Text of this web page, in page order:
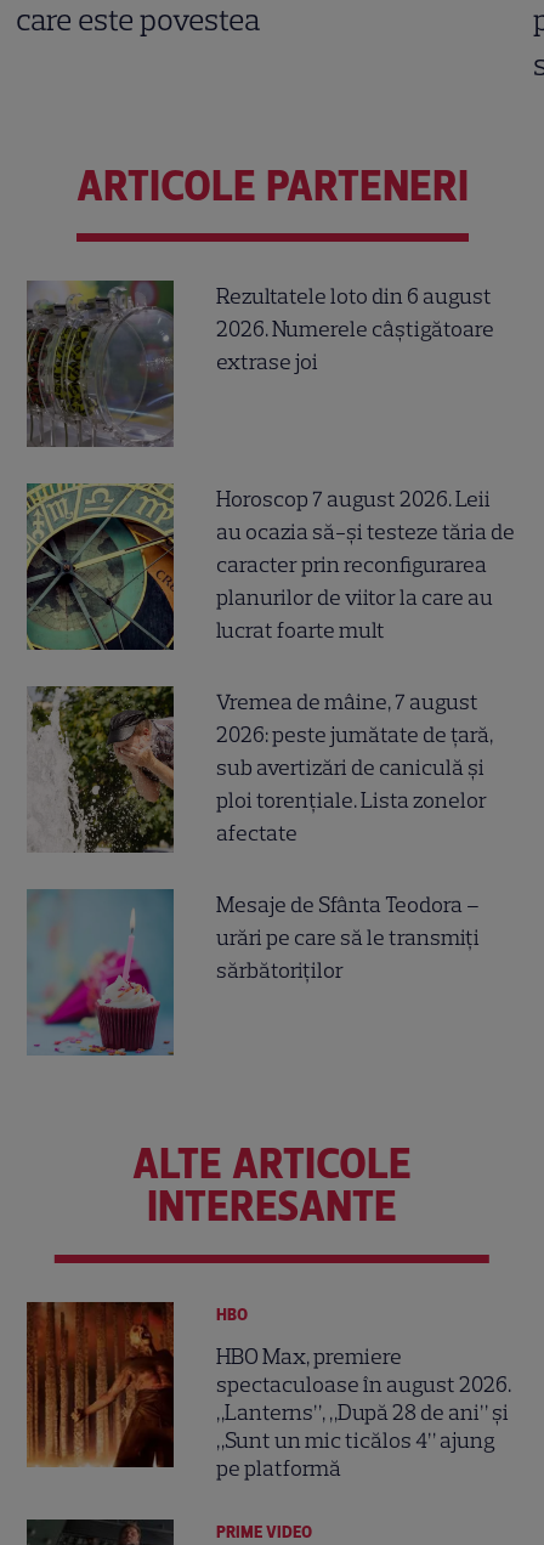
care este povestea
ARTICOLE PARTENERI
Rezultatele loto din 6 august
2026. Numerele câștigătoare
extrase joi
Horoscop 7 august 2026. Leii
au ocazia să-și testeze tăria de
caracter prin reconfigurarea
planurilor de viitor la care au
lucrat foarte mult
Vremea de mâine, 7 august
2026: peste jumătate de țară,
sub avertizări de caniculă și
ploi torențiale. Lista zonelor
afectate
Mesaje de Sfânta Teodora –
urări pe care să le transmiți
sărbătoriților
ALTE ARTICOLE
INTERESANTE
HBO
HBO Max, premiere
spectaculoase în august 2026.
„Lanterns”, „După 28 de ani” și
„Sunt un mic ticălos 4” ajung
pe platformă
PRIME VIDEO